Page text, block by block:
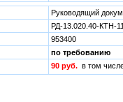
Руководящий
РД-13.020.40-КТН-
953400
по требованию
90 руб. в том